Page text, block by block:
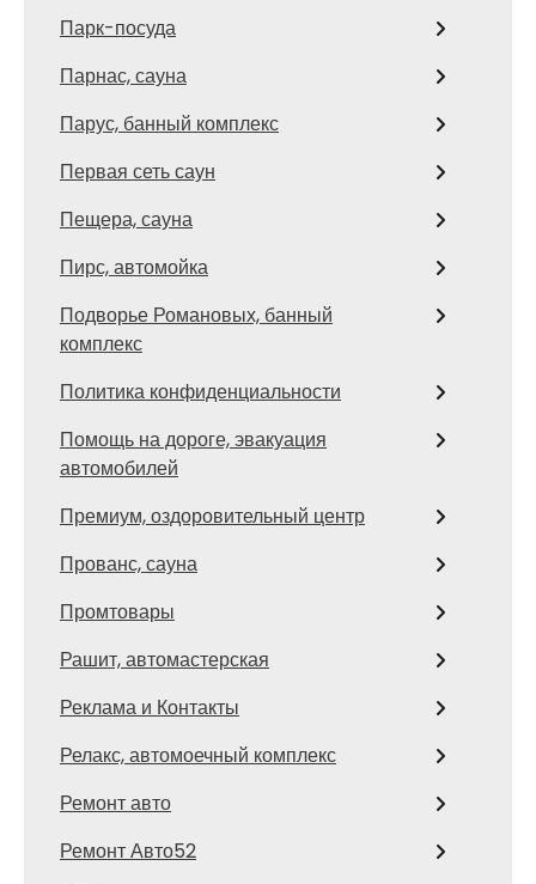
Парк-посуда
Парнас, сауна
Парус, банный комплекс
Первая сеть саун
Пещера, сауна
Пирс, автомойка
Подворье Романовых, банный
комплекс
Политика конфиденциальности
Помощь на дороге, эвакуация
автомобилей
Премиум, оздоровительный центр
Прованс, сауна
Промтовары
Рашит, автомастерская
Реклама и Контакты
Релакс, автомоечный комплекс
Ремонт авто
Ремонт Авто52